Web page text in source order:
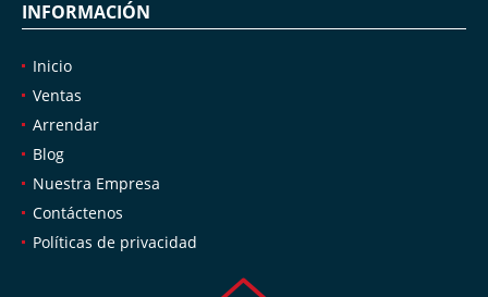
INFORMACIÓN
Inicio
Ventas
Arrendar
Blog
Nuestra Empresa
Contáctenos
Políticas de privacidad